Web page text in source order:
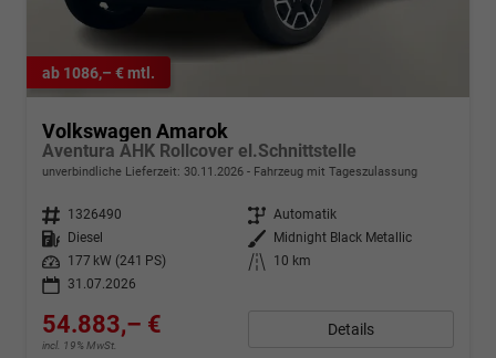
ab 1086,– € mtl.
Volkswagen Amarok
Aventura AHK Rollcover el.Schnittstelle
unverbindliche Lieferzeit: 30.11.2026 Fahrzeug mit Tageszulassung
Fahrzeugnr. 1326490 Getriebe Automatik
Kraftstoff
Diesel Außenfarbe
Midnight Black Metallic
Leistung
177 kW (241 PS) Kilometerstand
10 km
31.07.2026
54.883,– €
incl. 19% MwSt.
Details